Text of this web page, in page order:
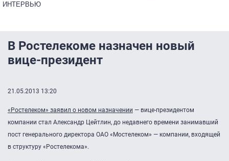
ИНТЕРВЬЮ
В Ростелекоме назначен новый
вице-президент
21.05.2013 13:20
«Ростелеком» заявил о новом назначении — вице-президентом
компании стал Александр Цейтлин, до недавнего времени занимавший
пост генерального директора ОАО «Мостелеком» — компании, входящей
в структуру «Ростелекома».